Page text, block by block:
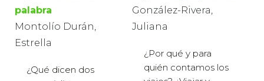
palabra
Montolío Durán,
Estrella
¿Qué dicen dos
González-Rivera,
Juliana
¿Por qué y para
quién contamos los